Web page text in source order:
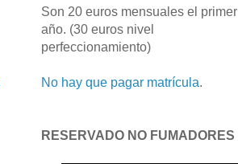
Son 20 euros mensuales el primer
año. (30 euros nivel
perfeccionamiento)
No hay que pagar matrícula.
RESERVADO NO FUMADORES